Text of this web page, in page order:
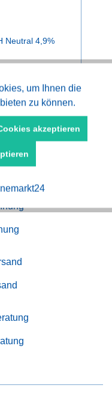
Neutral 4,9%
Aktiv
Aktiv
um Ihnen die
zu können.
akzeptieren